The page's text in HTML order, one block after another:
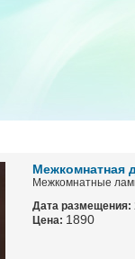
Межкомнатная
Межкомнатные
Дата размещения:
Цена: 1890